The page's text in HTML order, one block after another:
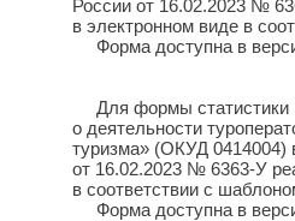
России от 16.02.2023 №
в электронном виде в
Форма доступна в
Для формы
о деятельности
туризма» (ОКУД 0414004)
от 16.02.2023 № 6363-У
в соответствии с
Форма доступна в